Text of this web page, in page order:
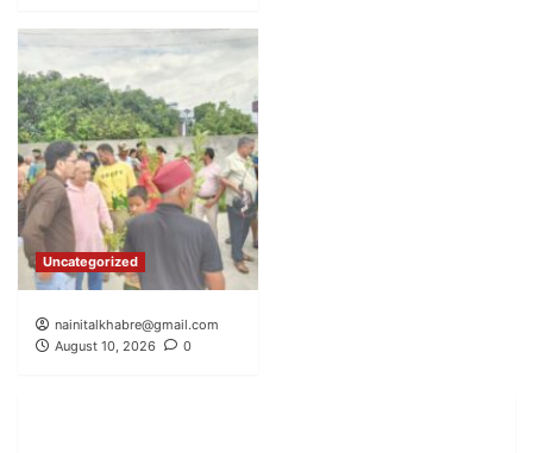
Uncategorized
nainitalkhabre@gmail.com
August 10, 2026
0